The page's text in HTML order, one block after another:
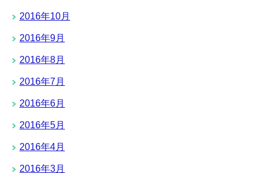
2016年10月
2016年9月
2016年8月
2016年7月
2016年6月
2016年5月
2016年4月
2016年3月